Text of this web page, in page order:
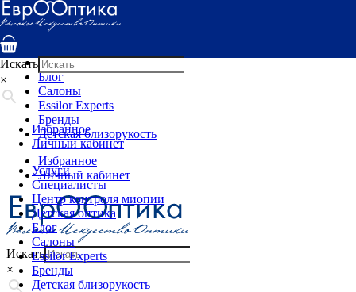
Услуги
Специалисты
Детская оптика
Блог
Салоны
Essilor Experts
Бренды
Детская близорукость
Избранное
Личный кабинет
Искать
×
Искать
×
Избранное
Личный кабинет
Услуги
Специалисты
Центр контроля миопии
Детская оптика
Блог
Салоны
Essilor Experts
Бренды
Детская близорукость